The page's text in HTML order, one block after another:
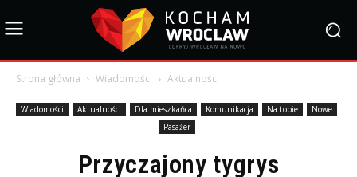
Strona główna Wiadomości Aktualności
Wiadomości Aktualności Dla mieszkańca Komunikacja Na topie
Nowe
Pasażer
Przyczajony tygrys